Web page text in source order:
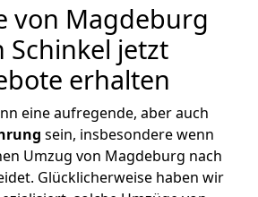
von Magdeburg
Schinkel jetzt
erhalten
eine aufregende, aber auch
sein, insbesondere wenn
Umzug von Magdeburg nach
Glücklicherweise haben wir